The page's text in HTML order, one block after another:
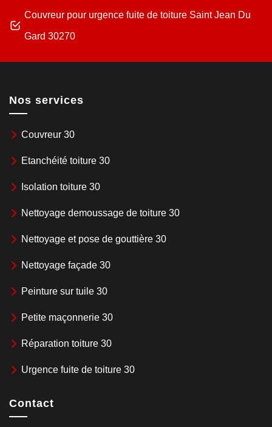
Couvreur pour urgence fuite de toiture Saint Jean Du
Gard 30270
Nos services
Couvreur 30
Etanchéité toiture 30
Isolation toiture 30
Nettoyage demoussage de toiture 30
Nettoyage et pose de gouttière 30
Nettoyage façade 30
Peinture sur tuile 30
Petite maçonnerie 30
Réparation toiture 30
Urgence fuite de toiture 30
Contact